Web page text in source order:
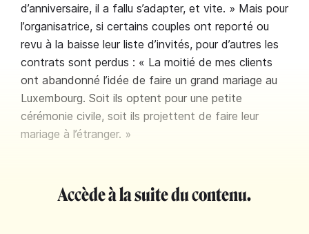
d’anniversaire, il a fallu s’adapter, et vite. » Mais pour
l’organisatrice, si certains couples ont reporté ou
revu à la baisse leur liste d’invités, pour d’autres les
contrats sont perdus : « La moitié de mes clients
ont abandonné l’idée de faire un grand mariage au
Luxembourg. Soit ils optent pour une petite
cérémonie civile, soit ils projettent de faire leur
mariage à l’étranger. »
Accède à la suite du contenu.